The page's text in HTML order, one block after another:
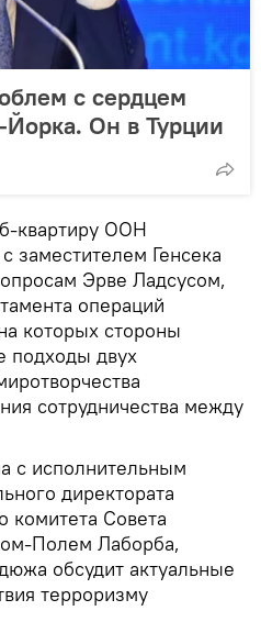
с сердцем
Он в Турции
квартиру ООН
заместителем Генсека
Эрве Ладсусом,
операций
которых стороны
подходы двух
сотрудничества между
с исполнительным
директората
комитета Совета
Полем Лаборба,
обсудит актуальные
терроризму